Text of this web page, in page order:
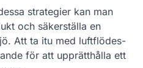
strategier kan man
och säkerställa en
Att ta itu med luftflödes-
för att upprätthålla ett